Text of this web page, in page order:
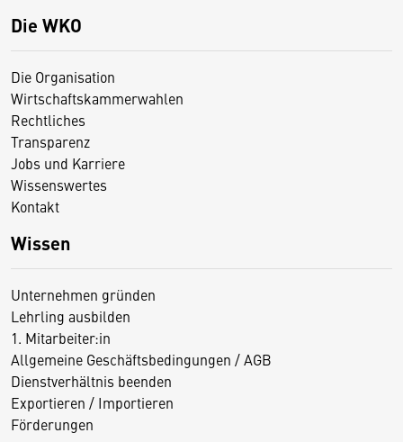
Die WKO
Die Organisation
Wirtschaftskammerwahlen
Rechtliches
Transparenz
Jobs und Karriere
Wissenswertes
Kontakt
Wissen
Unternehmen gründen
Lehrling ausbilden
1. Mitarbeiter:in
Allgemeine Geschäftsbedingungen / AGB
Dienstverhältnis beenden
Exportieren / Importieren
Förderungen